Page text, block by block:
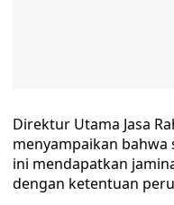
Direktur Utama Jasa
menyampaikan
ini mendapatkan
dengan ketentuan